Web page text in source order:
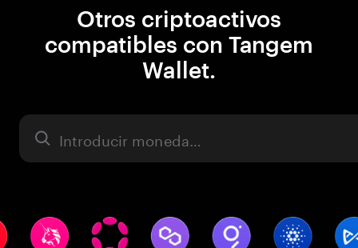
Otros criptoactivos
compatibles con Tangem
Wallet.
Activo